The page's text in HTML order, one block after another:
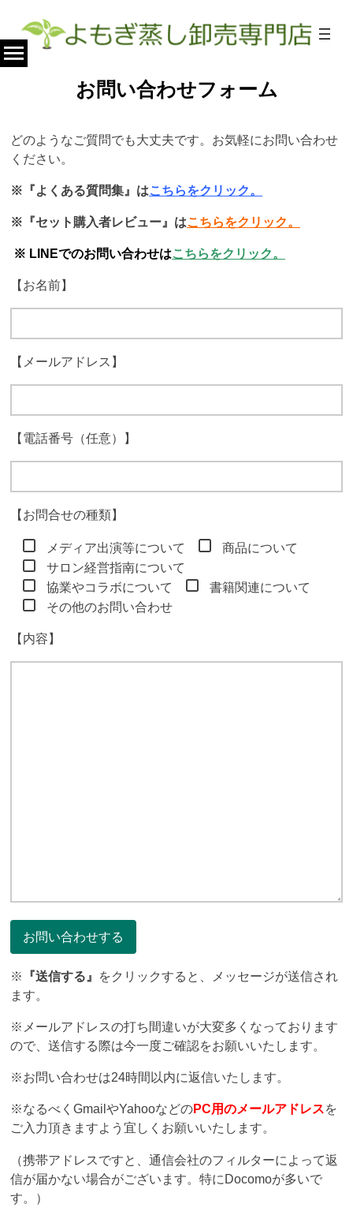
を
ス
お問い合わせフォーム
どのようなご質問でも大丈夫です。お気軽にお問い合わせ
ください。
※『よくある質問集』はこちらをクリック。
※『セット購入者レビュー』はこちらをクリック。
※ LINEでのお問い合わせはこちらをクリック。
【お名前】
【メールアドレス】
【電話番号（任意）】
【お問合せの種類】
メディア出演等について
商品について
サロン経営指南について
協業やコラボについて
書籍関連について
その他のお問い合わせ
【内容】
※ 『送信する』
をクリックすると、メッセージが送信され
ます。
※メールアドレスの打ち間違いが大変多くなっております
ので、送信する際は今一度ご確認をお願いいたします。
※お問い合わせは24時間以内に返信いたします。
※なるべくGmailやYahooなどのPC用のメールアドレスを
ご入力頂きますよう宜しくお願いいたします。
（携帯アドレスですと、通信会社のフィルターによって返
信が届かない場合がございます。特にDocomoが多いで
す。）